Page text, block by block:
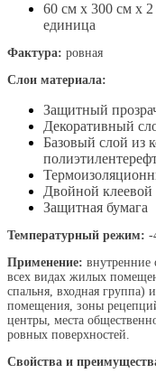
60 см х 300 см х
единица
Фактура: ровная
Слои материала:
Защитный
Декоративный
Базовый слой из
Двойной клеевой
Защитная бумага
Температурный режим: -
Применение: внутренние
всех видах жилых
спальня, входная
помещения, зоны
центры, места
ровных поверхностей.
Свойства и